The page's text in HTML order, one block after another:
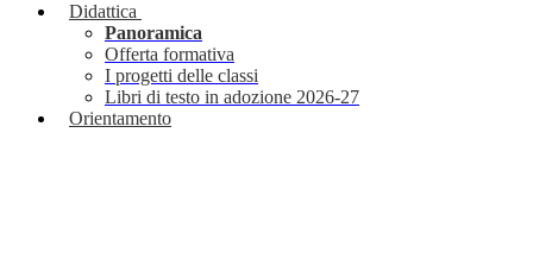
Didattica
Panoramica
Offerta formativa
I progetti delle classi
Libri di testo in adozione 2026-27
Orientamento